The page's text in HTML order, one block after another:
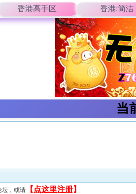
香港高手区 香港:简洁
当
坛，或请 【 点这里注册】